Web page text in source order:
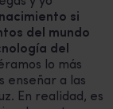
si
del mundo
del
lo más
enseñar a las
En realidad, es